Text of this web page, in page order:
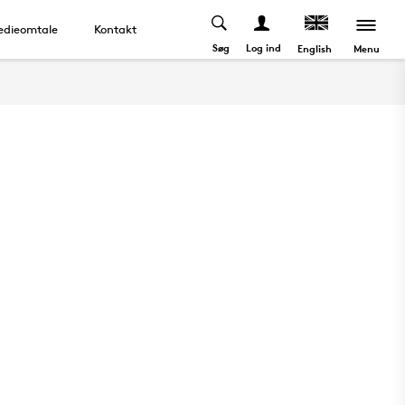
Kontakt
Søg Log ind English Menu